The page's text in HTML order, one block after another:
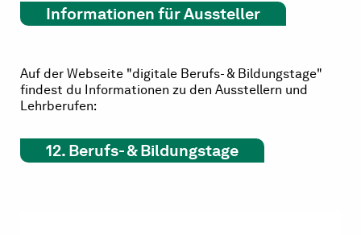
Informationen für Aussteller
Auf der Webseite "digitale Berufs- & Bildungstage"
findest du Informationen zu den Ausstellern und
Lehrberufen:
12. Berufs- & Bildungstage